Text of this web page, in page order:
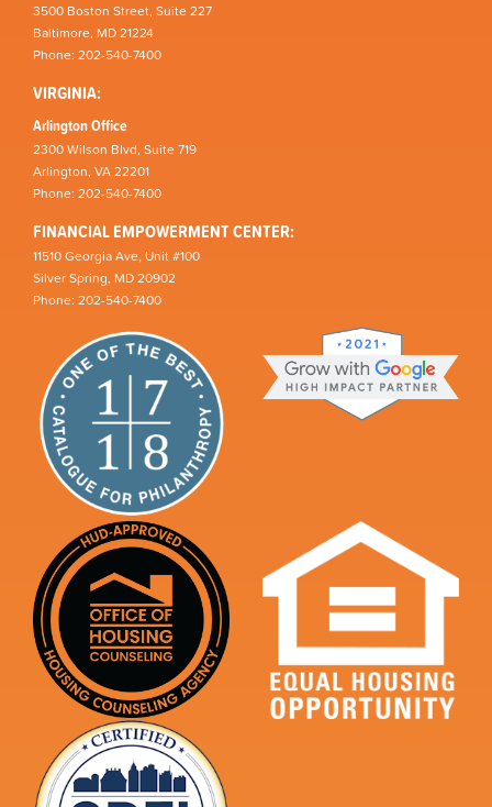
3500 Boston Street, Suite 227
Baltimore, MD 21224
Phone: 202-540-7400
VIRGINIA:
Arlington Office
2300 Wilson Blvd, Suite 719
Arlington, VA 22201
Phone: 202-540-7400
FINANCIAL EMPOWERMENT CENTER:
11510 Georgia Ave, Unit #100
Silver Spring, MD 20902
Phone: 202-540-7400